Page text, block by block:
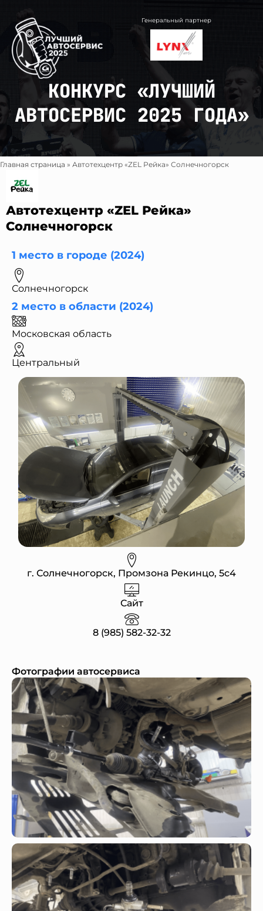
содержимому
Генеральный партнер
КОНКУРС «ЛУЧШИЙ
АВТОСЕРВИС 2025 ГОДА»
Главная страница » Автотехцентр «ZEL Рейка» Солнечногорск
Автотехцентр «ZEL Рейка»
Солнечногорск
1 место в городе (2024)
Солнечногорск
2 место в области (2024)
Московская область
Центральный
г. Солнечногорск, Промзона Рекинцо, 5с4
Сайт
8 (985) 582-32-32
Фотографии автосервиса